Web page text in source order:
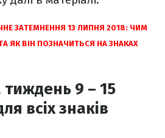
ЗАТЕМНЕННЯ 13 ЛИПНЯ 2018: ЧИМ
ЯК ВІН ПОЗНАЧИТЬСЯ НА ЗНАКАХ
9 – 15
всіх знаків